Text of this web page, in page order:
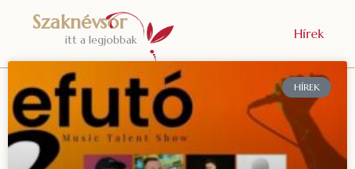
Szaknévsor
itt a legjobbak Hírek
HÍREK